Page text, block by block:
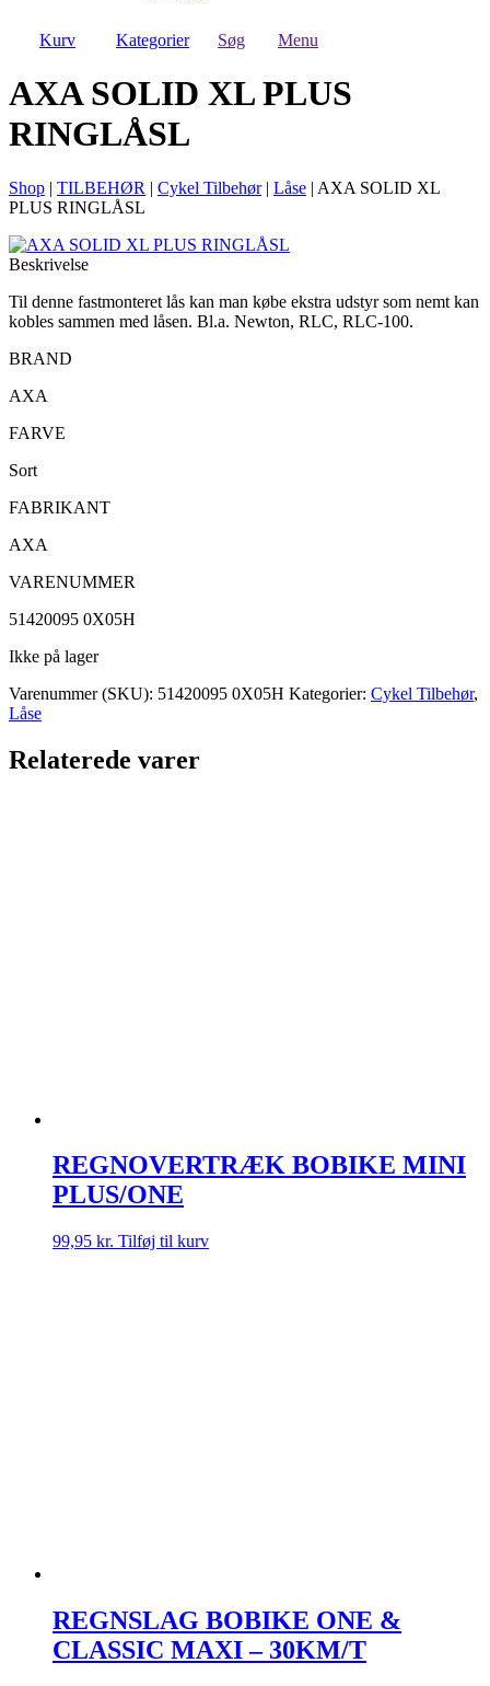
Kurv Kategorier Søg Menu
AXA SOLID XL PLUS
RINGLÅSL
Shop | TILBEHØR | Cykel Tilbehør| Låse | AXA SOLID XL
PLUS RINGLÅSL
Beskrivelse
Til denne fastmonteret lås kan man købe ekstra udstyr som nemt kan
kobles sammen med låsen. Bl.a. Newton, RLC, RLC-100.
BRAND
AXA
FARVE
Sort
FABRIKANT
AXA
VARENUMMER
51420095 0X05H
Ikke på lager
Varenummer (SKU): 51420095 0X05H Kategorier: Cykel Tilbehør,
Låse
Relaterede varer
REGNOVERTRÆK BOBIKE MINI
PLUS/ONE
99,95 kr. Tilføj til kurv
REGNSLAG BOBIKE ONE &
CLASSIC MAXI – 30KM/T